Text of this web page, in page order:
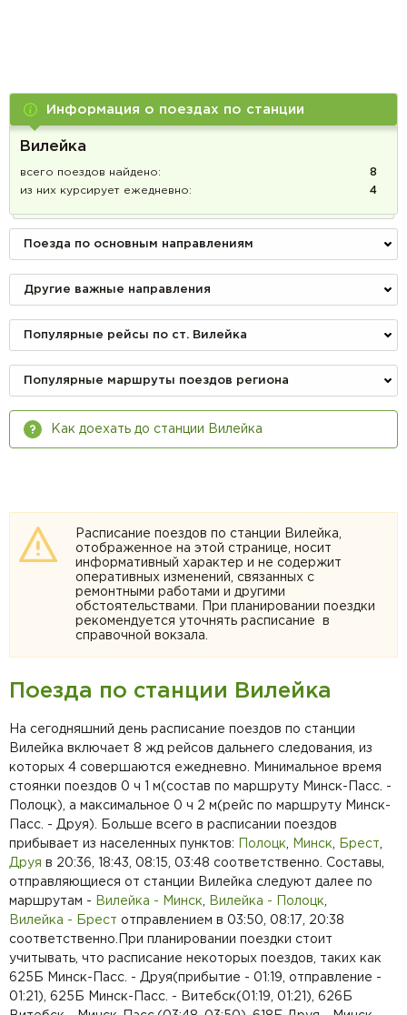
Расписание поездов по станции Вилейка,
отображенное на этой странице, носит
информативный характер и не содержит
оперативных изменений, связанных с
ремонтными работами и другими
обстоятельствами. При планировании поездки
рекомендуется уточнять расписание в
справочной вокзала.
Поезда по станции Вилейка
На сегодняшний день расписание поездов по станции
Вилейка включает 8 жд рейсов дальнего следования, из
которых 4 совершаются ежедневно. Минимальное время
стоянки поездов 0 ч 1 м(состав по маршруту Минск-Пасс. -
Полоцк), а максимальное 0 ч 2 м(рейс по маршруту Минск-
Пасс. - Друя). Больше всего в расписании поездов
прибывает из населенных пунктов:
Полоцк Минск Брест
Друя в 20:36, 18:43, 08:15, 03:48 соответственно. Составы,
отправляющиеся от станции Вилейка следуют далее по
маршрутам -
Вилейка - Минск Вилейка - Полоцк
Вилейка - Брест отправлением в 03:50, 08:17, 20:38
соответственно.При планировании поездки стоит
учитывать, что расписание некоторых поездов, таких как
625Б Минск-Пасс. - Друя(прибытие - 01:19, отправление -
01:21), 625Б Минск-Пасс. - Витебск(01:19, 01:21), 626Б
Информация о поездах по станции
Вилейка
всего поездов найдено:
8
из них курсирует ежедневно:
4
Поезда по основным направлениям
Другие важные направления
Популярные рейсы по ст. Вилейка
Популярные маршруты поездов региона
Как доехать до станции Вилейка